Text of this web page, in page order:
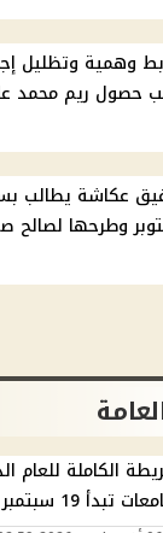
وهمية وتظليل
ريم محمد على 4% بالثانوية
وطرحها لصالح
19 سبتمبر والمدارس 12 سبتمبر